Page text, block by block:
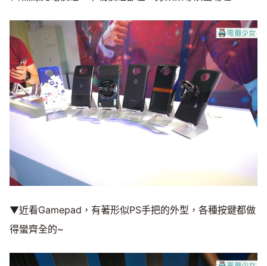
▼近看Gamepad，有著形似PS手把的外型，各種按鍵都做
得蠻齊全的~